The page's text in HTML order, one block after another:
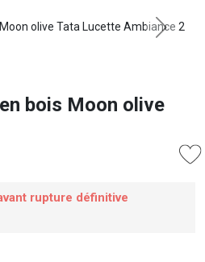
bois Moon olive
rupture définitive